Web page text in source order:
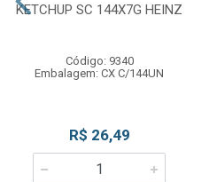
KETCHUP SC 144X7G HEINZ
Código: 9340
Embalagem: CX C/144UN
R$ 26,49